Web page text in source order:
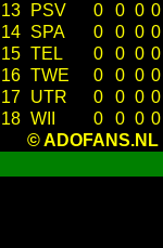
13
PSV 0 0 0 0
14 SPA 0 0 0 0
15 TEL 0 0 0 0
16 TWE 0 0 0 0
17 UTR 0 0 0 0
18 WII 0 0 0 0
© ADOFANS.NL